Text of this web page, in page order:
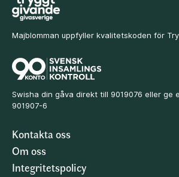
Majblomman uppfyller kvalitetskoden för
Swisha din gåva direkt till 9019076 eller ge
901907-6
Kontakta oss
Om oss
Integritetspolicy